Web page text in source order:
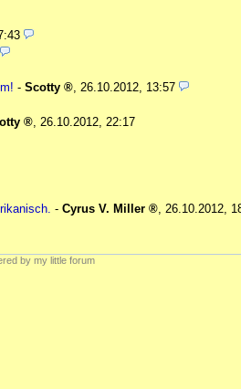
- Scotty
26.10.2012, 13:57
26.10.2012, 22:17
- Cyrus V. Miller 26.10.2012,
by my little forum